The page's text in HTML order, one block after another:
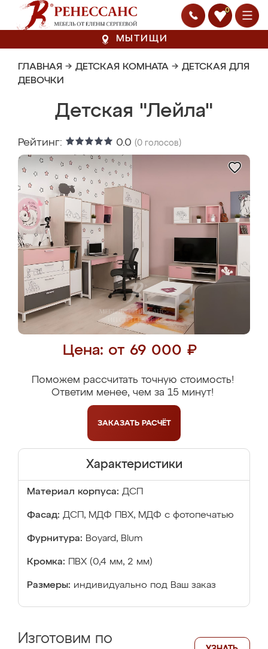
0
МЫТИЩИ
ГЛАВНАЯ → ДЕТСКАЯ КОМНАТА → ДЕТСКАЯ ДЛЯ
ДЕВОЧКИ
Детская "Лейла"
Рейтинг: 0.0 (0 голосов)
Цена: от 69 000 ₽
Поможем рассчитать точную стоимость!
Ответим менее, чем за 15 минут!
ЗАКАЗАТЬ РАСЧЁТ
Характеристики
Материал корпуса: ДСП
Фасад: ДСП, МДФ ПВХ, МДФ с фотопечатью
Фурнитура: Boyard, Blum
Кромка: ПВХ (0,4 мм, 2 мм)
Размеры: индивидуально под Ваш заказ
Изготовим по